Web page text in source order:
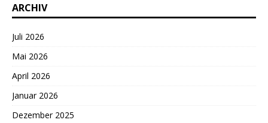
ARCHIV
Juli 2026
Mai 2026
April 2026
Januar 2026
Dezember 2025